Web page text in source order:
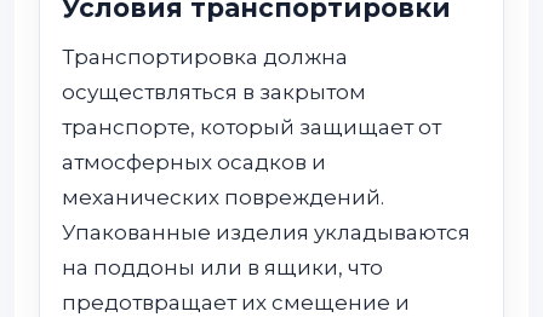
Условия транспортировки
Транспортировка должна
осуществляться в закрытом
транспорте, который защищает от
атмосферных осадков и
механических повреждений.
Упакованные изделия укладываются
на поддоны или в ящики, что
предотвращает их смещение и